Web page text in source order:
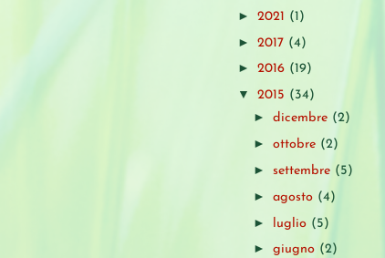
► 2021 (1)
► 2017 (4)
► 2016 (19)
▼ 2015 (34)
►dicembre (2)
►ottobre (2)
► settembre (5)
►agosto (4)
► luglio (5)
►giugno (2)